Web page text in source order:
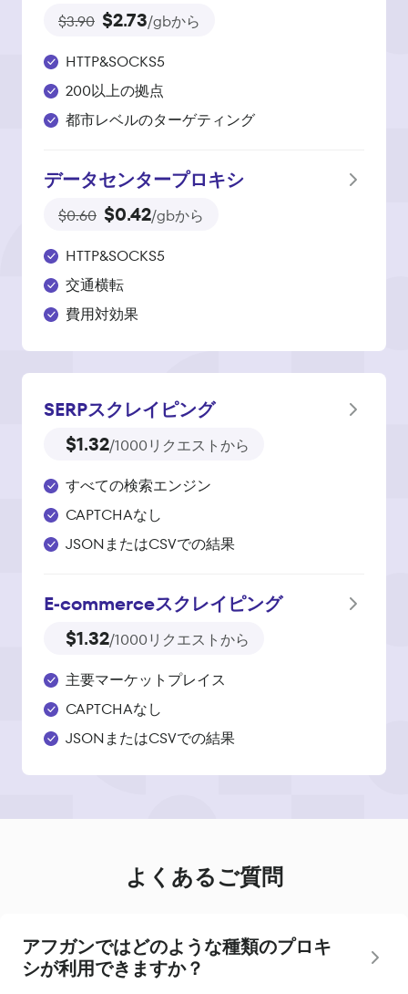
$3.90 $2.73/gbから
HTTP&SOCKS5
200以上の拠点
都市レベルのターゲティング
データセンタープロキシ
$0.60 $0.42/gbから
HTTP&SOCKS5
交通横転
費用対効果
SERPスクレイピング
$1.32/1000リクエストから
すべての検索エンジン
CAPTCHAなし
JSONまたはCSVでの結果
E‑commerceスクレイピング
$1.32/1000リクエストから
主要マーケットプレイス
CAPTCHAなし
JSONまたはCSVでの結果
よくあるご質問
アフガンではどのような種類のプロキ
シが利用できますか？